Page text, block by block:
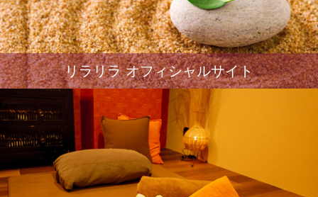
リラリラ オフィシャルサイト